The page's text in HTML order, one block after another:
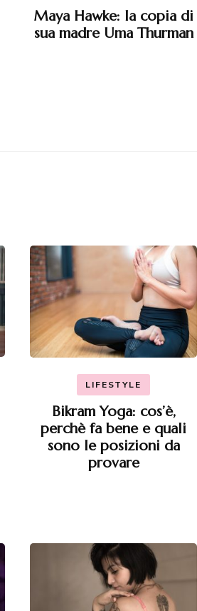
Maya Hawke: la copia di
sua madre Uma Thurman
LIFESTYLE
Bikram Yoga: cos’è,
perchè fa bene e quali
sono le posizioni da
provare